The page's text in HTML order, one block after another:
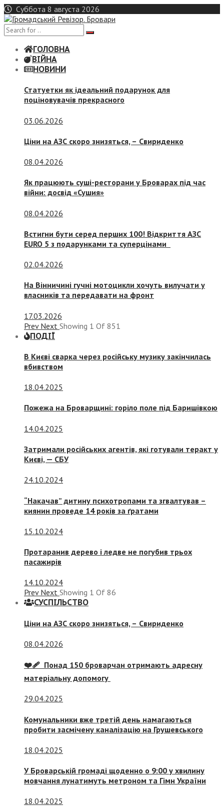
Skip
to
content
Суббота 8 августа 2026
ГОЛОВНА
ВІЙНА
НОВИНИ
Статуетки як ідеальний подарунок для
поціновувачів прекрасного
03.06.2026
Ціни на АЗС скоро знизяться, – Свириденко
08.04.2026
Як працюють суші-ресторани у Броварах під час
війни: досвід «Сушия»
08.04.2026
Встигни бути серед перших 100! Відкриття АЗС
EURO 5 з подарунками та суперцінами
02.04.2026
На Вінничині гучні мотоцикли хочуть вилучати у
власників та передавати на фронт
17.03.2026
Prev Next Showing 1 Of 851
ПОДІЇ
В Києві сварка через російську музику закінчилась
вбивством
18.04.2025
Пожежа на Броварщині: горіло поле під Баришівкою
14.04.2025
Затримали російських агентів, які готували теракт у
Києві, — СБУ
24.10.2024
“Накачав” дитину психотропами та згвалтував –
киянин проведе 14 років за ґратами
15.10.2024
Протаранив дерево і ледве не погубив трьох
пасажирів
14.10.2024
Prev Next Showing 1 Of 86
СУСПIЛЬСТВО
Ціни на АЗС скоро знизяться, – Свириденко
08.04.2026
❤️‍🩹 Понад 150 броварчан отримають адресну
матеріальну допомогу
29.04.2025
Комунальники вже третій день намагаються
пробити засмічену каналізацію на Грушевського
18.04.2025
У Броварській громаді щоденно о 9:00 у хвилину
мовчання лунатимуть метроном та Гімн України
18.04.2025